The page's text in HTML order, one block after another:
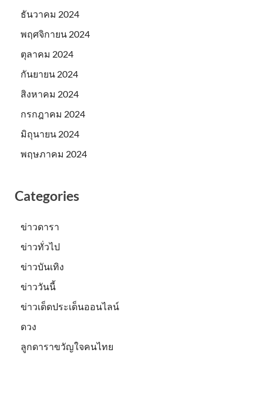
ธันวาคม 2024
พฤศจิกายน 2024
ตุลาคม 2024
กันยายน 2024
สิงหาคม 2024
กรกฎาคม 2024
มิถุนายน 2024
พฤษภาคม 2024
Categories
ข่าวดารา
ข่าวทั่วไป
ข่าวบันเทิง
ข่าววันนี้
ข่าวเด็ดประเด็นออนไลน์
ดวง
ลูกดาราขวัญใจคนไทย